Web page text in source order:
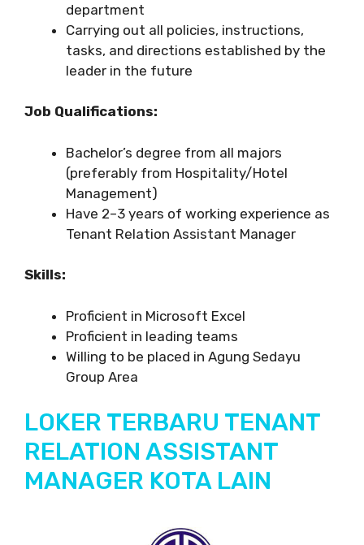
department
Carrying out all policies, instructions,
tasks, and directions established by the
leader in the future
Job Qualifications:
Bachelor’s degree from all majors
(preferably from Hospitality/Hotel
Management)
Have 2–3 years of working experience as
Tenant Relation Assistant Manager
Skills:
Proficient in Microsoft Excel
Proficient in leading teams
Willing to be placed in Agung Sedayu
Group Area
LOKER TERBARU TENANT
RELATION ASSISTANT
MANAGER KOTA LAIN